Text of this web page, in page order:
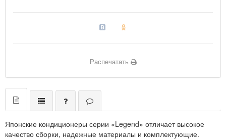
Распечатать
Японские кондиционеры серии «Legend» отличает высокое
качество сборки, надежные материалы и комплектующие.